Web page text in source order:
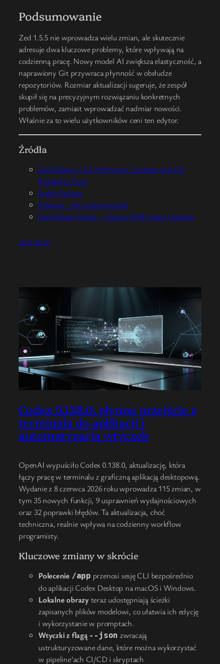
Podsumowanie
Zed 1.5.5 nie wprowadza wielu zmian, ale skutecznie
adresuje dwa kluczowe problemy, które wpływają na
codzienną pracę. Nowy model AI zwiększa elastyczność, a
naprawiony Git przywraca płynność w obsłudze
repozytoriów. Rozmiar aktualizacji sugeruje, że zespół
skupił się na precyzyjnym rozwiązaniu konkretnych
problemów, zamiast wprowadzać nadmiar nowości.
Właśnie za to wielu użytkowników ceni ten edytor.
Źródła
Zed Release 1.5.5: Anthropic Updates and Git
Reliability Fixes
Stable Release
Releases · zed-industries/zed
Zed Release Notes – August 2026 Latest Updates
2026-08-05
Codex 0.138.0: płynne przejście z
terminala do aplikacji i
automatyzacja wtyczek
OpenAI wypuściło Codex 0.138.0, aktualizację, która
łączy pracę w terminalu z graficzną aplikacją desktopową.
Wydanie z 8 czerwca 2026 roku wprowadza 115 zmian, w
tym 35 nowych funkcji, 9 usprawnień wydajnościowych
oraz 32 poprawki błędów. Ta aktualizacja, choć
techniczna, realnie wpływa na codzienny workflow
programisty.
Kluczowe zmiany w skrócie
Polecenie /app przenosi sesję CLI bezpośrednio
do aplikacji Codex Desktop na macOS i Windows.
Lokalne obrazyteraz udostępniają ścieżki
zapisanych plików modelowi, co ułatwia ich edycję
i wykorzystanie w promptach.
Wtyczki z flagą --json zwracają
ustrukturyzowane dane, które można wykorzystać
w pipeline’ach CI/CD i skryptach